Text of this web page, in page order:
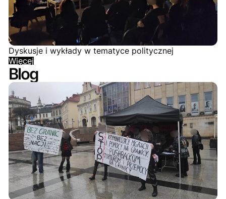
Dyskusje i wykłady w tematyce politycznej
Więcej
Blog